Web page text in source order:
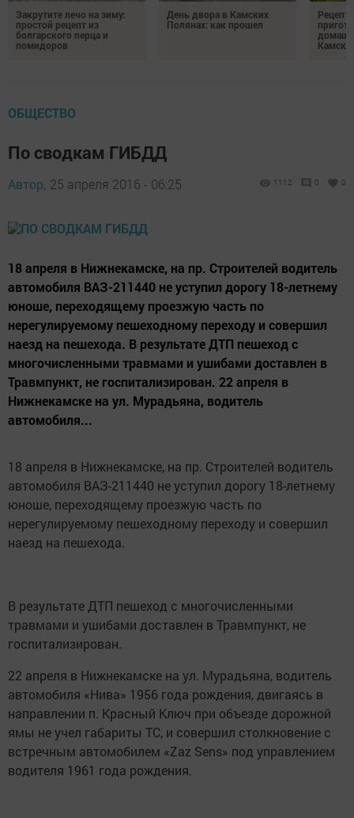
Закрутите лечо на зиму:
простой рецепт из
болгарского перца и
помидоров
День двора в Камских
Полянах: как прошел
ОБЩЕСТВО
По сводкам ГИБДД
Автор, 25 апреля 2016 - 06:25 1112 0 0
18 апреля в Нижнекамске, на пр. Строителей водитель
автомобиля ВАЗ-211440 не уступил дорогу 18-летнему
юноше, переходящему проезжую часть по
нерегулируемому пешеходному переходу и совершил
наезд на пешехода. В результате ДТП пешеход с
многочисленными травмами и ушибами доставлен в
Травмпункт, не госпитализирован. 22 апреля в
Нижнекамске на ул. Мурадьяна, водитель
автомобиля...
18 апреля в Нижнекамске, на пр. Строителей водитель
автомобиля ВАЗ-211440 не уступил дорогу 18-летнему
юноше, переходящему проезжую часть по
нерегулируемому пешеходному переходу и совершил
наезд на пешехода.
В результате ДТП пешеход с многочисленными
травмами и ушибами доставлен в Травмпункт, не
госпитализирован.
22 апреля в Нижнекамске на ул. Мурадьяна, водитель
автомобиля «Нива» 1956 года рождения, двигаясь в
направлении п. Красный Ключ при объезде дорожной
ямы не учел габариты ТС, и совершил столкновение с
встречным автомобилем «Zaz Sens» под управлением
водителя 1961 года рождения.